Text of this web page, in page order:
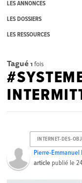
LES ANNONCES
LES DOSSIERS
LES RESSOURCES
Tagué 1 fois
INTERNET-DES-
Pierre-Emmanuel
article publié le